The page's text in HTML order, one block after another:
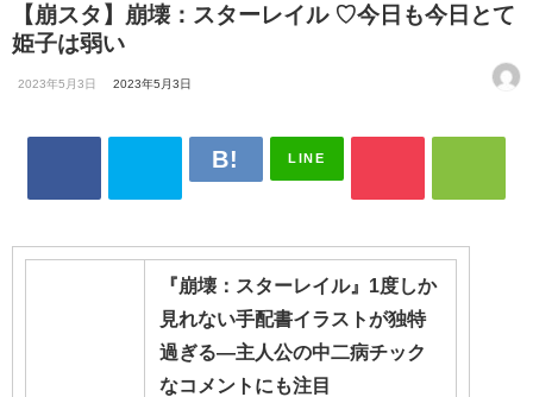
【崩スタ】崩壊：スターレイル ♡今日も今日とて
姫子は弱い
2023年5月3日 2023年5月3日
LINE
『崩壊：スターレイル』1度しか
見れない手配書イラストが独特
過ぎる―主人公の中二病チック
なコメントにも注目